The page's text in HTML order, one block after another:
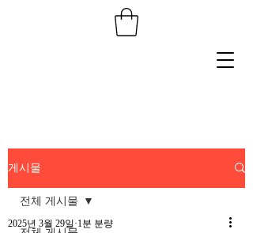
게시물
전체 게시물
2025년 3월 29일 1분 분량